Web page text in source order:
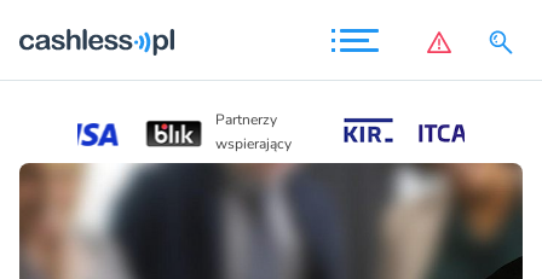
Partnerzy
wspierający